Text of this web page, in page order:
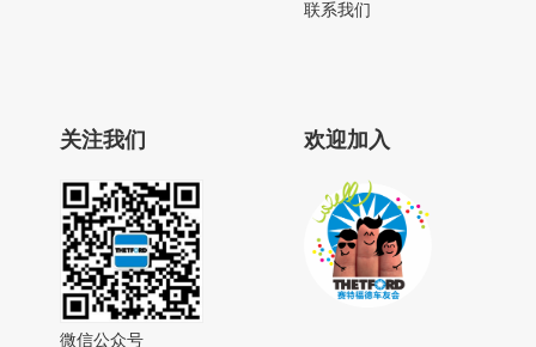
联系我们
关注我们
微信公众号
欢迎加入